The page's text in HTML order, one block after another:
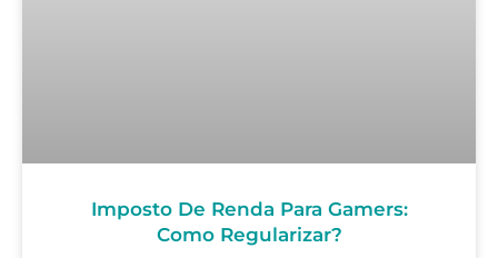
Imposto De Renda Para Gamers:
Como Regularizar?